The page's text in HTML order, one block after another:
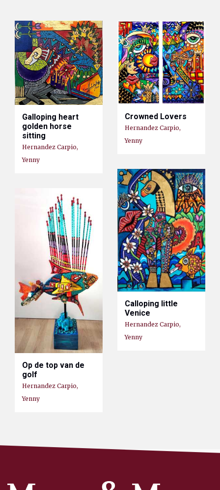
Galloping heart
golden horse
sitting
Hernandez Carpio,
Yenny
Crowned Lovers
Hernandez Carpio,
Yenny
Calloping little
Venice
Hernandez Carpio,
Yenny
Op de top van de
golf
Hernandez Carpio,
Yenny